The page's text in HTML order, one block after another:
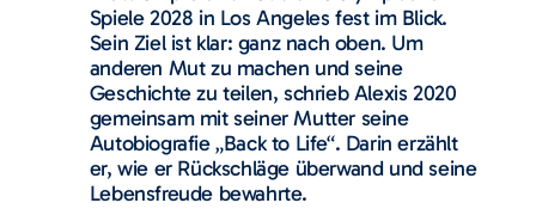
Spiele 2028 in Los Angeles fest im Blick.
Sein Ziel ist klar: ganz nach oben. Um
anderen Mut zu machen und seine
Geschichte zu teilen, schrieb Alexis 2020
gemeinsam mit seiner Mutter seine
Autobiografie „Back to Life“. Darin erzählt
er, wie er Rückschläge überwand und seine
Lebensfreude bewahrte.